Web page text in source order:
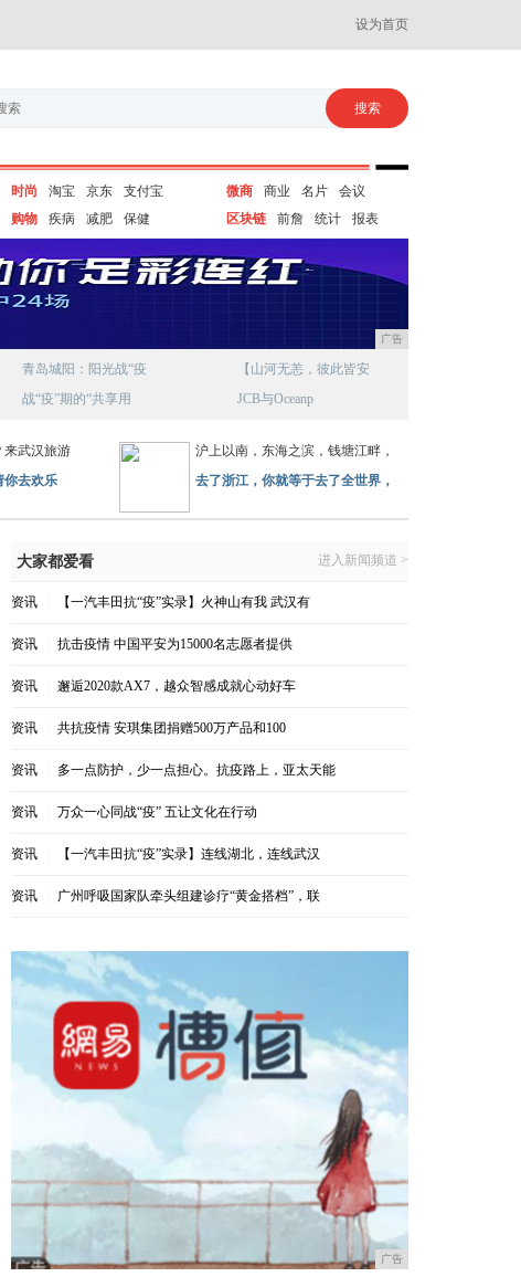
设为首页
时尚 淘宝 京东
支付宝
购物
疾病 减肥 保健
微商 商业 名片
会议
区块链
前詹 统计 报表
广告
青岛城阳：阳光战“疫
战“疫”期的“共享用
【山河无恙，彼此皆安
JCB与Oceanp
来武汉旅游
你去欢乐
沪上以南，东海之滨，钱塘江畔，
去了浙江，你就等于去了全世界，
大家都爱看 进入新闻频道 >
资讯 【一汽丰田抗“疫”实录】火神山有我 武汉有
资讯 抗击疫情 中国平安为15000名志愿者提供
资讯 邂逅2020款AX7，越众智感成就心动好车
资讯 共抗疫情 安琪集团捐赠500万产品和100
资讯 多一点防护，少一点担心。抗疫路上，亚太天能
资讯 万众一心同战“疫” 五让文化在行动
资讯 【一汽丰田抗“疫”实录】连线湖北，连线武汉
资讯 广州呼吸国家队牵头组建诊疗“黄金搭档”，联
广告